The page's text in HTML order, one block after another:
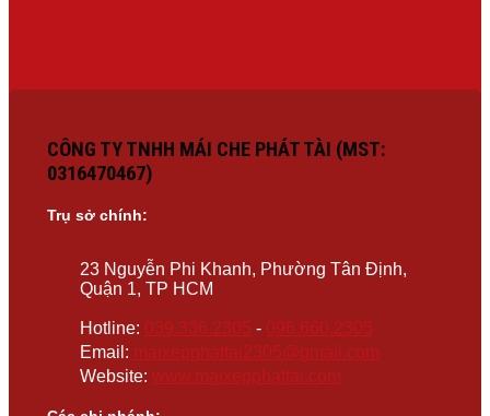
CÔNG TY TNHH MÁI CHE PHÁT TÀI (MST:
0316470467)
Trụ sở chính:
23 Nguyễn Phi Khanh, Phường Tân Định,
Quận 1, TP HCM
Hotline: 039.336.2305 - 096.660.2305
Email: maixepphattai2305@gmail.com
Website: www.maixepphattai.com